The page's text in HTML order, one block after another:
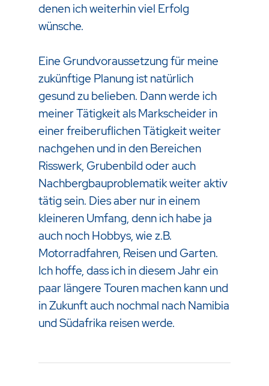
denen ich weiterhin viel Erfolg
wünsche.
Eine Grundvoraussetzung für meine
zukünftige Planung ist natürlich
gesund zu belieben. Dann werde ich
meiner Tätigkeit als Markscheider in
einer freiberuflichen Tätigkeit weiter
nachgehen und in den Bereichen
Risswerk, Grubenbild oder auch
Nachbergbauproblematik weiter aktiv
tätig sein. Dies aber nur in einem
kleineren Umfang, denn ich habe ja
auch noch Hobbys, wie z.B.
Motorradfahren, Reisen und Garten.
Ich hoffe, dass ich in diesem Jahr ein
paar längere Touren machen kann und
in Zukunft auch nochmal nach Namibia
und Südafrika reisen werde.